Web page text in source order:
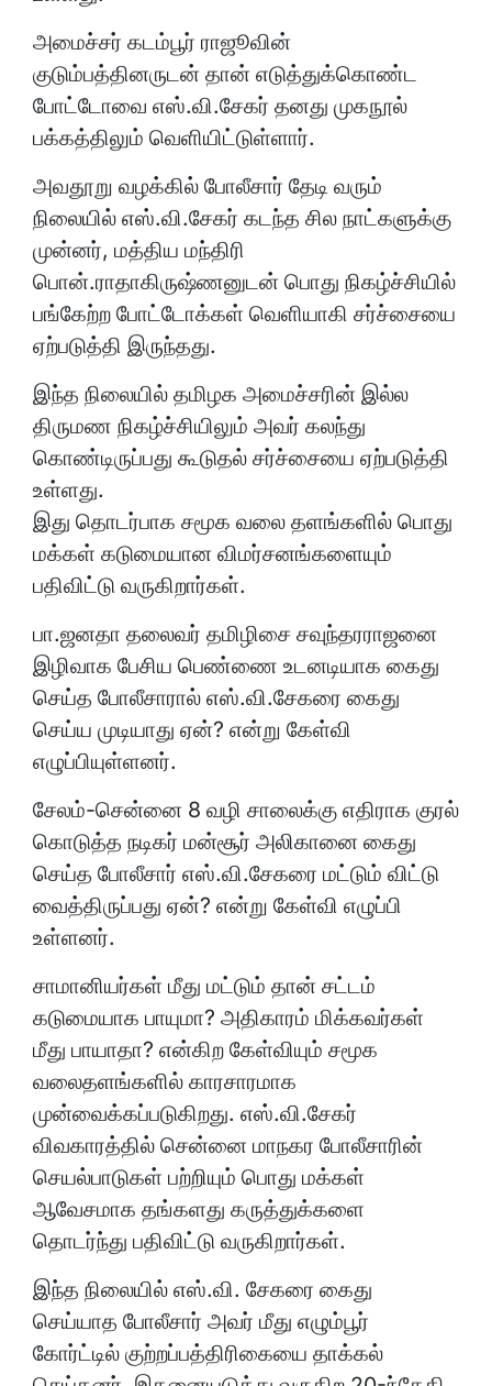
ஏற்படுத்தி இருந்தது.
இந்த நிலையில் தமிழக அமைச்சரின் இல்ல
திருமண நிகழ்ச்சியிலும் அவர் கலந்து
கொண்டிருப்பது கூடுதல் சர்ச்சையை ஏற்படுத்தி
உள்ளது.
இது தொடர்பாக சமூக வலை தளங்களில் பொது
மக்கள் கடுமையான விமர்சனங்களையும்
பதிவிட்டு வருகிறார்கள்.
பா.ஜனதா தலைவர் தமிழிசை சவுந்தரராஜனை
இழிவாக பேசிய பெண்ணை உடனடியாக கைது
செய்த போலீசாரால் எஸ்.வி.சேகரை கைது
செய்ய முடியாது ஏன்? என்று கேள்வி
எழுப்பியுள்ளனர்.
சேலம்-சென்னை 8 வழி சாலைக்கு எதிராக குரல்
கொடுத்த நடிகர் மன்சூர் அலிகானை கைது
செய்த போலீசார் எஸ்.வி.சேகரை மட்டும் விட்டு
வைத்திருப்பது ஏன்? என்று கேள்வி எழுப்பி
உள்ளனர்.
சாமானியர்கள் மீது மட்டும் தான் சட்டம்
கடுமையாக பாயுமா? அதிகாரம் மிக்கவர்கள்
மீது பாயாதா? என்கிற கேள்வியும் சமூக
வலைதளங்களில் காரசாரமாக
முன்வைக்கப்படுகிறது. எஸ்.வி.சேகர்
விவகாரத்தில் சென்னை மாநகர போலீசாரின்
செயல்பாடுகள் பற்றியும் பொது மக்கள்
ஆவேசமாக தங்களது கருத்துக்களை
தொடர்ந்து பதிவிட்டு வருகிறார்கள்.
செய்யாத போலீசார் அவர் மீது எழும்பூர்
கோர்ட்டில் குற்றப்பத்திரிகையை தாக்கல்
செய்தனர். இதனையடுத்து வருகிற 20-ந்தேதி
ஆஜராக வேண்டும் என்று கோர்ட்டு
உத்தரவிட்டுள்ளது.
இதன் படி நாளை மறுநாள் சென்ட்ரல் ரெயில்
நிலையம் அருகே உள்ள அல்லிகுளம் வளாகத்தில்
செயல்பட்டு வரும் எழும்பூர் கோர்ட்டில்
எஸ்.வி.சேகர் ஆஜராவாரா? என்கிற கேள்வியும்
எழுந்துள்ளது.
அமைச்சர் கடம்பூர் ராஜூ எஸ்.வி சேகர்
YOU MAY ALSO